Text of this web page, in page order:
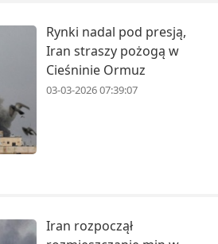
Rynki nadal pod presją,
Iran straszy pożogą w
Cieśninie Ormuz
03-03-2026 07:39:07
Iran rozpoczął